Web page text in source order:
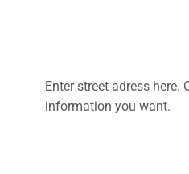
Enter street adress here.
information you want.